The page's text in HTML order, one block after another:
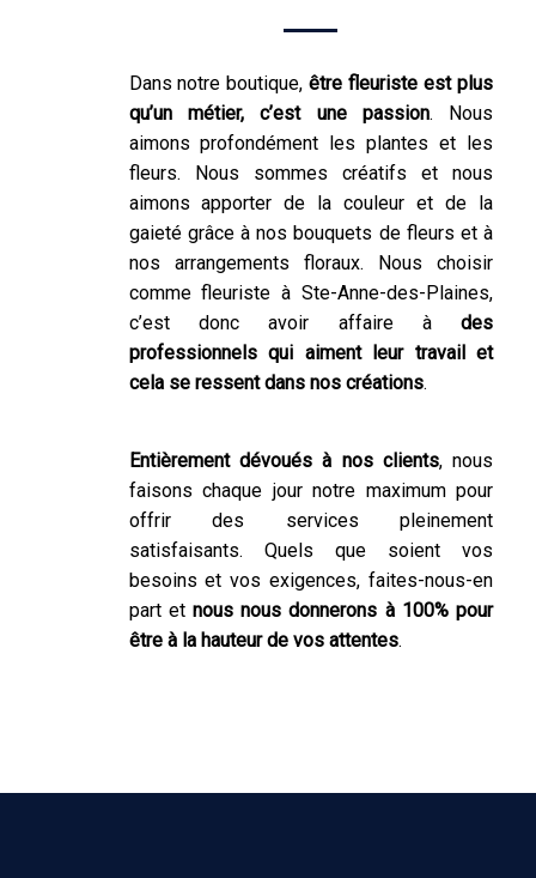
Dans notre boutique,être fleuriste est plus
qu’un métier, c’est une passion. Nous
aimons profondément les plantes et les
fleurs. Nous sommes créatifs et nous
aimons apporter de la couleur et de la
gaieté grâce à nos bouquets de fleurs et à
nos arrangements floraux. Nous choisir
comme fleuriste à Ste-Anne-des-Plaines,
c’est donc avoir affaire àdes
professionnels qui aiment leur travail et
cela se ressent dans nos créations.
Entièrement dévoués à nos clients, nous
faisons chaque jour notre maximum pour
offrir des services pleinement
satisfaisants. Quels que soient vos
besoins et vos exigences, faites-nous-en
part et nous nous donnerons à 100% pour
être à la hauteur de vos attentes.